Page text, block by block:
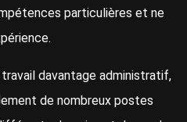
particulières et ne
davantage administratif,
de nombreux postes